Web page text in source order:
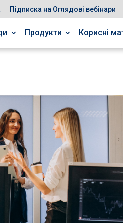
Підписка на Оглядові вебінари
Продукти Корисні